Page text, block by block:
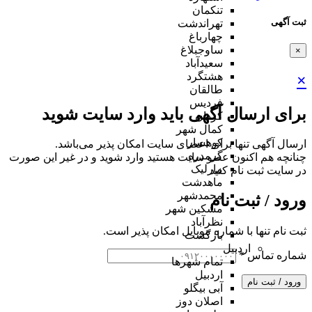
ثبت آگهی
×
×
برای ارسال آگهی باید وارد سایت شوید
ارسال آگهی تنها برای اعضای سایت امکان پذیر می‌باشد.
چنانچه هم‌ اکنون عضو سایت هستید وارد شوید و در غیر این صورت
در سایت ثبت نام کنید
ورود / ثبت نام
ثبت نام تنها با شماره موبایل امکان پذیر است.
شماره تماس*
ورود / ثبت نام
تنکمان
تهراندشت
چهارباغ
ساوجبلاغ
سعیدآباد
هشتگرد
طالقان
فردیس
کردان
کمال شهر
کوهسار
گرمدره
مارلیک
ماهدشت
محمدشهر
مشکین شهر
نظرآباد
بازگشت
اردبیل
تمام شهر‌ها
اردبیل
آبی بیگلو
اصلان دوز